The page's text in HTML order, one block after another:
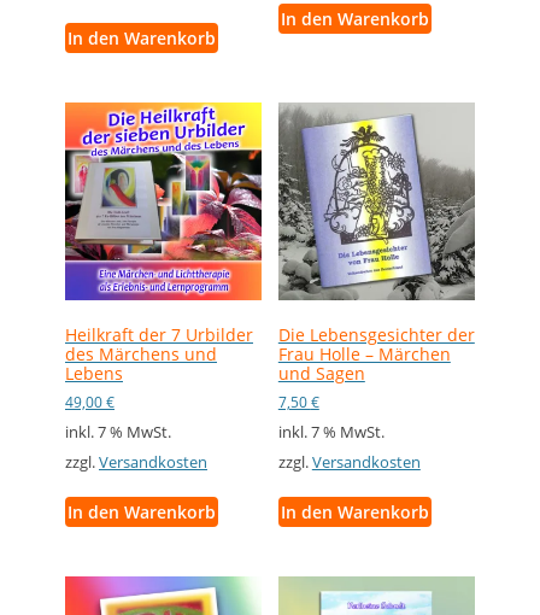
In den Warenkorb
In den Warenkorb
Heilkraft der 7 Urbilder
des Märchens und
Lebens
49,00€
inkl. 7 % MwSt.
zzgl.Versandkosten
In den Warenkorb
Die Lebensgesichter der
Frau Holle – Märchen
und Sagen
7,50€
inkl. 7 % MwSt.
zzgl.Versandkosten
In den Warenkorb